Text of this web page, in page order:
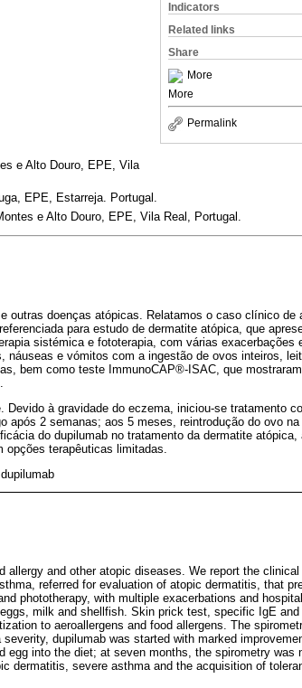
Indicators
Related links
Share
More
More
Permalink
e Alto Douro, EPE, Vila
EPE, Estarreja. Portugal.
e Alto Douro, EPE, Vila Real, Portugal.
outras doenças atópicas. Relatamos o caso clínico de
para estudo de dermatite atópica, que
sistémica e fototerapia, com várias exacerbações
e vómitos com a ingestão de ovos inteiros,
bem como teste ImmunoCAP®-ISAC, que mostraram
à gravidade do eczema, iniciou-se tratamento
após 2 semanas; aos 5 meses, reintrodução do ovo
do dupilumab no tratamento da dermatite atópica,
terapêuticas limitadas.
and other atopic diseases. We report the
referred for evaluation of atopic dermatitis, that
phototherapy, with multiple exacerbations and
milk and shellfish. Skin prick test, specific IgE and
to aeroallergens and food allergens. The
dupilumab was started with marked
into the diet; at seven months, the spirometry was
dermatitis, severe asthma and the acquisition of